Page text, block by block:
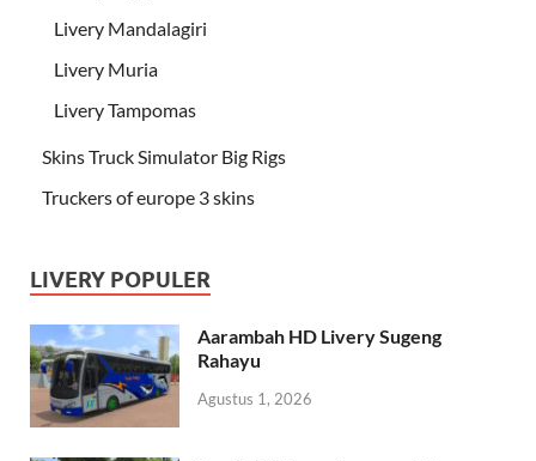
Livery Mandalagiri
Livery Muria
Livery Tampomas
Skins Truck Simulator Big Rigs
Truckers of europe 3 skins
LIVERY POPULER
Aarambah HD Livery Sugeng
Rahayu
Agustus 1, 2026